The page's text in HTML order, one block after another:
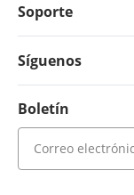
Soporte
Síguenos
Boletín